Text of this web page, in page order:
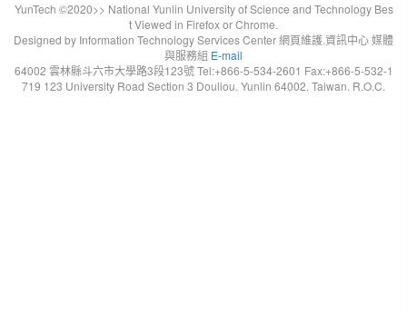
YunTech ©2020>> National Yunlin University of Science and Technology Bes
t Viewed in Firefox or Chrome.
Designed by Information Technology Services Center 網頁維護.資訊中心 媒體
與服務組 E-mail
64002 雲林縣斗六市大學路3段123號 Tel:+866-5-534-2601 Fax:+866-5-532-1
719 123 University Road Section 3 Douliou. Yunlin 64002. Taiwan. R.O.C.